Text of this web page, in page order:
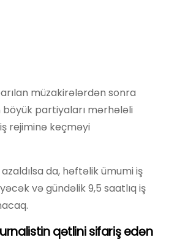
müzakirələrdən sonra
böyük partiyaları mərhələli
rejiminə keçməyi
da, həftəlik ümumi iş
və gündəlik 9,5 saatlıq iş
qətlini sifariş edən